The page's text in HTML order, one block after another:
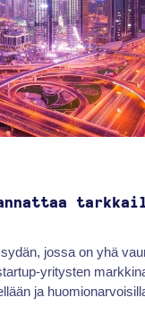
jossa on yhä
yritysten
ja